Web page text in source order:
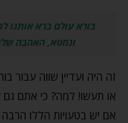
בורא עולם ברא אותנו
ונחטא, האהבה שלו
זה היה ועדיין שווה עבור
או תעשו! למה? כי אתם גם
אם יש בטעויות הללו